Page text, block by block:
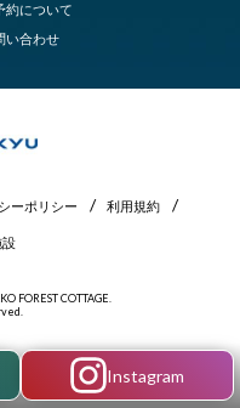
約について
い合わせ
ーポリシー 利用規約
設
FOREST COTTAGE.
Instagram